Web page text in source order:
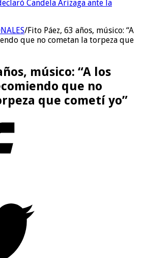
Candela Arizaga ante la
/Fito Páez, 63 años, músico: “A
que no cometan la torpeza que
músico: “A los
que no
que cometí yo”